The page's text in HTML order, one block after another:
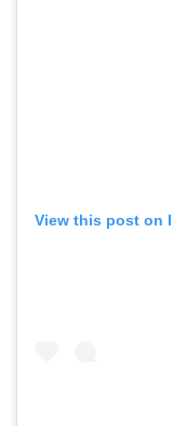
View this post on